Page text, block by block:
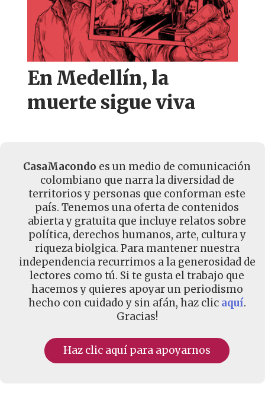
En Medellín, la
muerte sigue viva
CasaMacondo es un medio de comunicación
colombiano que narra la diversidad de
territorios y personas que conforman este
país. Tenemos una oferta de contenidos
abierta y gratuita que incluye relatos sobre
política, derechos humanos, arte, cultura y
riqueza biolgica. Para mantener nuestra
independencia recurrimos a la generosidad de
lectores como tú. Si te gusta el trabajo que
hacemos y quieres apoyar un periodismo
hecho con cuidado y sin afán, haz clic aquí.
Gracias!
Haz clic aquí para apoyarnos